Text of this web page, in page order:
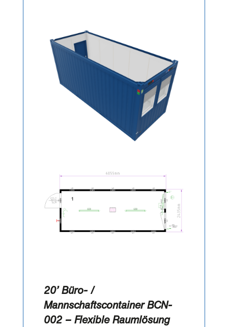
20’ Büro- /
Mannschaftscontainer BCN-
002 – Flexible Raumlösung